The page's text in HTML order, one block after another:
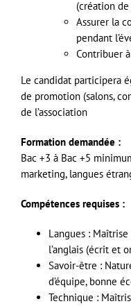
(création
Assurer la
pendant
Contribuer
Le candidat participera
de promotion (salons,
de l’association
Formation demandée :
Bac +3 à Bac +5
marketing, langues
Compétences requises :
Langues :
l’anglais (écrit et
Savoir-être :
d’équipe, bonne
Technique :